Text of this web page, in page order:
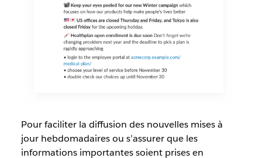
Pour faciliter la diffusion des nouvelles mises à
jour hebdomadaires ou s’assurer que les
informations importantes soient prises en